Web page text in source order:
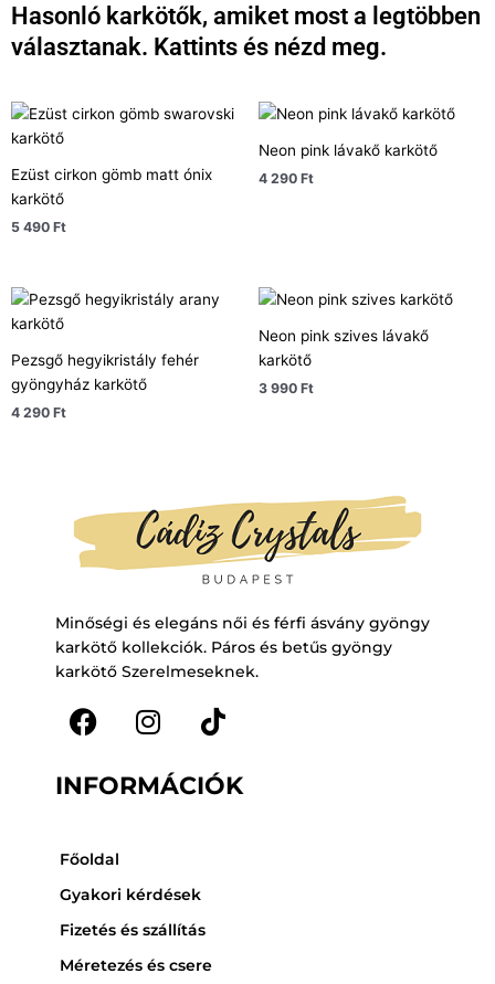
Hasonló karkötők, amiket most a legtöbben
választanak. Kattints és nézd meg.
Ezüst cirkon gömb matt ónix
karkötő
5 490 Ft
Neon pink lávakő karkötő
4 290 Ft
Pezsgő hegyikristály fehér
gyöngyház karkötő
4 290 Ft
Neon pink szives lávakő
karkötő
3 990 Ft
Minőségi és elegáns női és férfi ásvány gyöngy
karkötő kollekciók. Páros és betűs gyöngy
karkötő Szerelmeseknek.
F
a
c
b
o
o
k
I
n
s
g
r
a
m
T
i
k
INFORMÁCIÓK
Főoldal
Gyakori kérdések
Fizetés és szállítás
Méretezés és csere